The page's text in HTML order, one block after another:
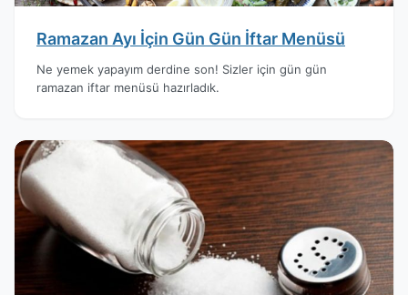
Ramazan Ayı İçin Gün Gün İftar Menüsü
Ne yemek yapayım derdine son! Sizler için gün gün
ramazan iftar menüsü hazırladık.